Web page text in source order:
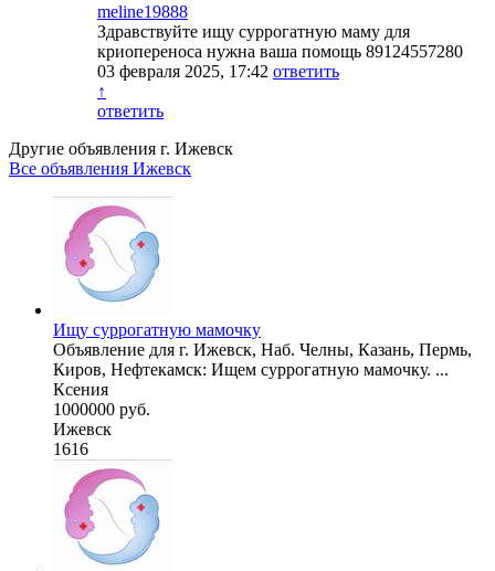
meline19888
Здравствуйте ищу суррогатную маму для
криопереноса нужна ваша помощь 89124557280
03 февраля 2025, 17:42 ответить
↑
ответить
Другие объявления г. Ижевск
Все объявления Ижевск
Ищу суррогатную мамочку
Объявление для г. Ижевск, Наб. Челны, Казань, Пермь,
Киров, Нефтекамск: Ищем суррогатную мамочку. ...
Ксения
1000000 руб.
Ижевск
1616